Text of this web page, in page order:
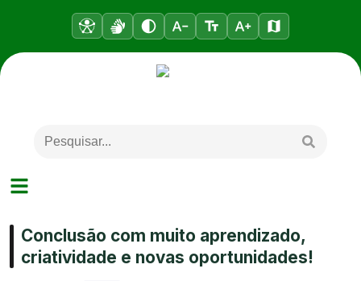
Conclusão com muito aprendizado,
criatividade e novas oportunidades!